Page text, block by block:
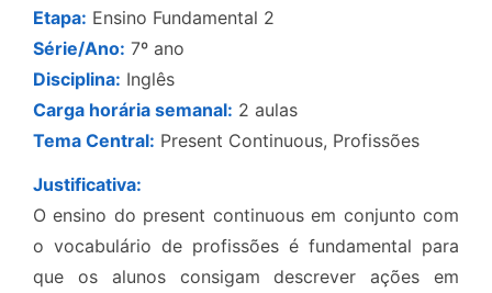
Etapa: Ensino Fundamental 2
Série/Ano: 7º ano
Disciplina: Inglês
Carga horária semanal: 2 aulas
Tema Central: Present Continuous, Profissões
Justificativa:
O ensino do present continuous em conjunto com
o vocabulário de profissões é fundamental para
que os alunos consigam descrever ações em